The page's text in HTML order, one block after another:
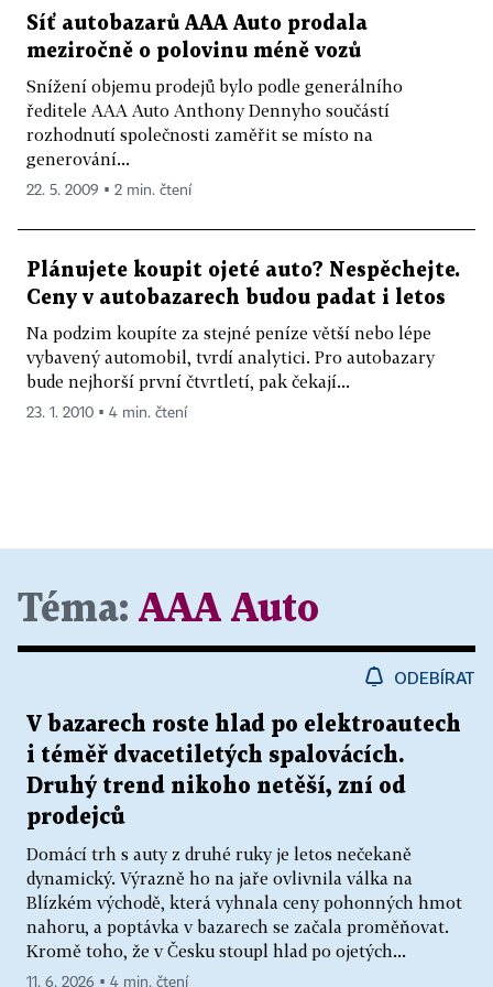
Síť autobazarů AAA Auto prodala
meziročně o polovinu méně vozů
Snížení objemu prodejů bylo podle generálního
ředitele AAA Auto Anthony Dennyho součástí
rozhodnutí společnosti zaměřit se místo na
generování...
22. 5. 2009 ▪ 2 min. čtení
Plánujete koupit ojeté auto? Nespěchejte.
Ceny v autobazarech budou padat i letos
Na podzim koupíte za stejné peníze větší nebo lépe
vybavený automobil, tvrdí analytici. Pro autobazary
bude nejhorší první čtvrtletí, pak čekají...
23. 1. 2010 ▪ 4 min. čtení
Téma: AAA Auto
ODEBÍRAT
V bazarech roste hlad po elektroautech
i téměř dvacetiletých spalovácích.
Druhý trend nikoho netěší, zní od
prodejců
Domácí trh s auty z druhé ruky je letos nečekaně
dynamický. Výrazně ho na jaře ovlivnila válka na
Blízkém východě, která vyhnala ceny pohonných hmot
nahoru, a poptávka v bazarech se začala proměňovat.
Kromě toho, že v Česku stoupl hlad po ojetých...
11. 6. 2026 ▪ 4 min. čtení